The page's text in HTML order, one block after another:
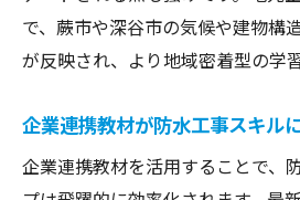
で、蕨市や深谷市の気候や建物構
が反映され、より地域密着型の学
企業連携教材が防水工事スキル
企業連携教材を活用することで、